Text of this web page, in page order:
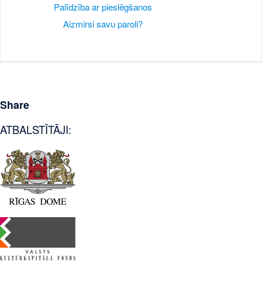
Palīdzība ar pieslēgšanos
Aizmirsi savu paroli?
Share
ATBALSTĪTĀJI: